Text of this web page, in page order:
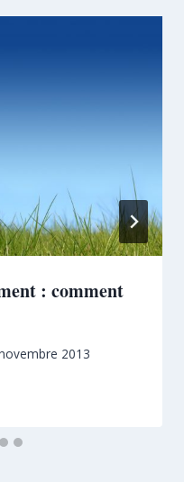
: comment
2013